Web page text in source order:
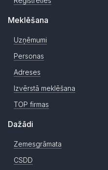
Meklēšana
Uzņēmumi
Personas
Adreses
Izvērstā meklēšana
TOP firmas
Dažādi
Zemesgrāmata
CSDD